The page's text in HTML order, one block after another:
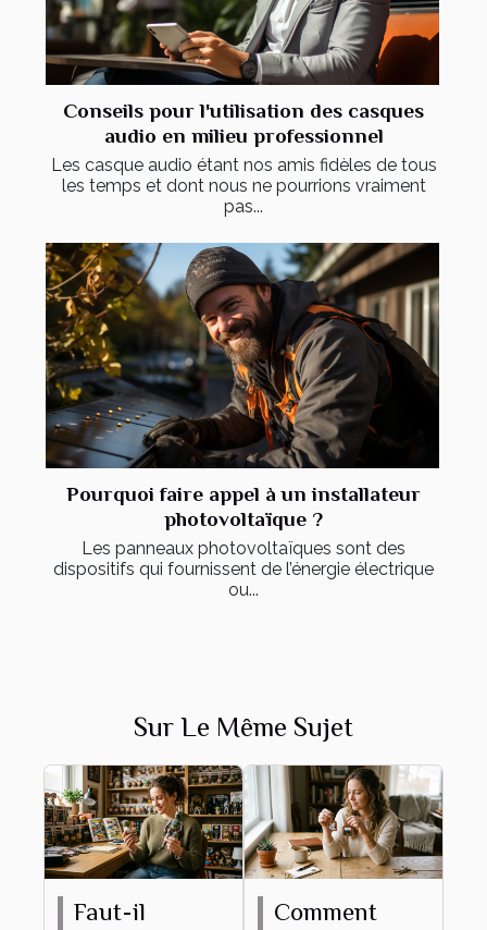
Conseils pour l'utilisation des casques
audio en milieu professionnel
Les casque audio étant nos amis fidèles de tous
les temps et dont nous ne pourrions vraiment
pas...
Pourquoi faire appel à un installateur
photovoltaïque ?
Les panneaux photovoltaïques sont des
dispositifs qui fournissent de l’énergie électrique
ou...
Sur Le Même Sujet
Faut-il
Comment